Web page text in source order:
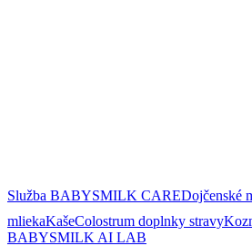
Služba BABYSMILK CAREDojčenské
mliekaKašeColostrum doplnky stravy
BABYSMILK AI LAB